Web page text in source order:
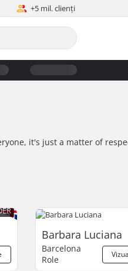
+5 mil. clienți
it's just a matter of
Barbara Luciana
Barcelona
Role